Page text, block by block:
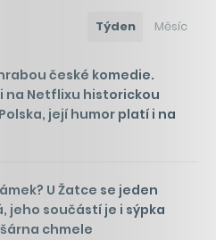
Týden Měsíc
české komedie.
na Netflixu historickou
její humor platí i na
U Žatce se jeden
jeho součástí je i sýpka
chmele